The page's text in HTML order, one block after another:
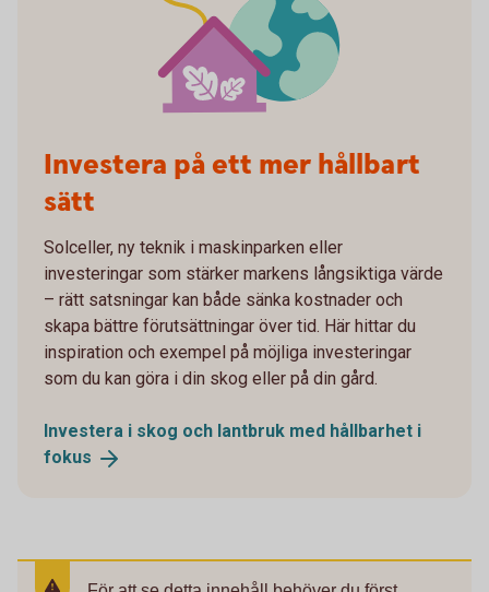
Investera på ett mer hållbart
sätt
Solceller, ny teknik i maskinparken eller
investeringar som stärker markens långsiktiga värde
– rätt satsningar kan både sänka kostnader och
skapa bättre förutsättningar över tid. Här hittar du
inspiration och exempel på möjliga investeringar
som du kan göra i din skog eller på din gård.
Investera i skog och lantbruk med hållbarhet i
fokus